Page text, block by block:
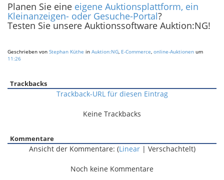
Planen Sie eine eigene Auktionsplattform, ein
Kleinanzeigen- oder Gesuche-Portal?
Testen Sie unsere Auktionssoftware Auktion:NG!
Geschrieben von Stephan Küthe in Auktion:NG, E-Commerce, online-Auktionen um
11:26
Trackbacks
Trackback-URL für diesen Eintrag
Keine Trackbacks
Kommentare
Ansicht der Kommentare: (Linear| Verschachtelt)
Noch keine Kommentare